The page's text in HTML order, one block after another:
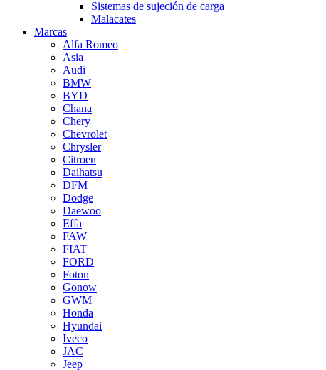
Sistemas de sujeción de carga
Malacates
Marcas
Alfa Romeo
Asia
Audi
BMW
BYD
Chana
Chery
Chevrolet
Chrysler
Citroen
Daihatsu
DFM
Dodge
Daewoo
Effa
FAW
FIAT
FORD
Foton
Gonow
GWM
Honda
Hyundai
Iveco
JAC
Jeep